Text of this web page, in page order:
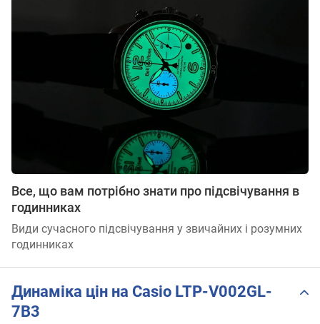
Все, що вам потрібно знати про підсвічування в
годинниках
Види сучасного підсвічування у звичайних і розумних
годинниках
Динаміка цін на Casio LTP-V002GL-
7B3